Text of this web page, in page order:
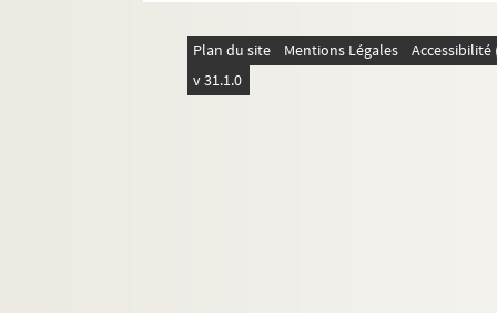
Plan du site Mentions Légales
v 31.1.0